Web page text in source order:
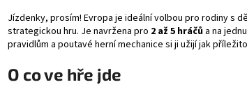
Jízdenky, prosím! Evropa je ideální volbou pro rodiny s
strategickou hru. Je navržena pro 2 až 5 hráčů a na
pravidlům a poutavé herní mechanice si ji užijí jak
O co ve hře jde